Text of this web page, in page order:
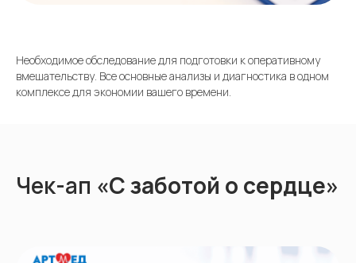
Необходимое обследование для подготовки к оперативному
вмешательству. Все основные анализы и диагностика в одном
комплексе для экономии вашего времени.
Чек-ап «С заботой о сердце»